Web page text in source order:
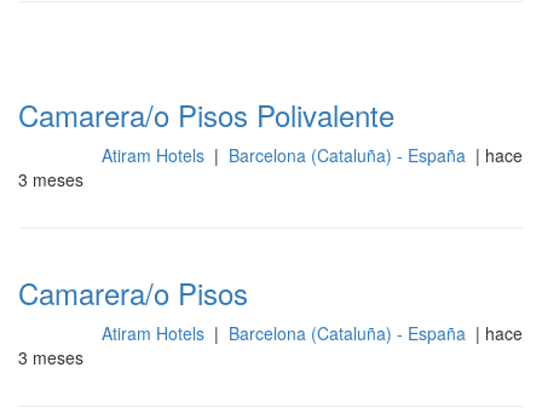
Camarera/o Pisos Polivalente
Atiram Hotels | Barcelona (Cataluña) - España | hace
3 meses
Camarera/o Pisos
Atiram Hotels | Barcelona (Cataluña) - España | hace
3 meses